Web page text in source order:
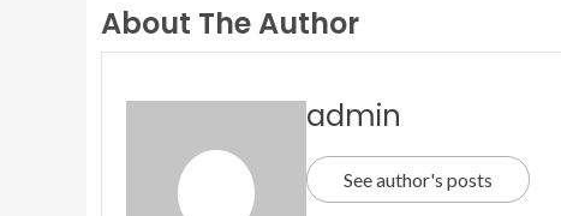
About The Author
admin
See author's posts